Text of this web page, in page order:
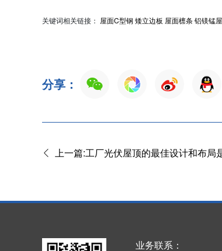
关键词相关链接： 屋面C型钢 矮立边板 屋面檩条 铝镁锰
分享：
上一篇:工厂光伏屋顶的最佳设计和布局
业务联系：